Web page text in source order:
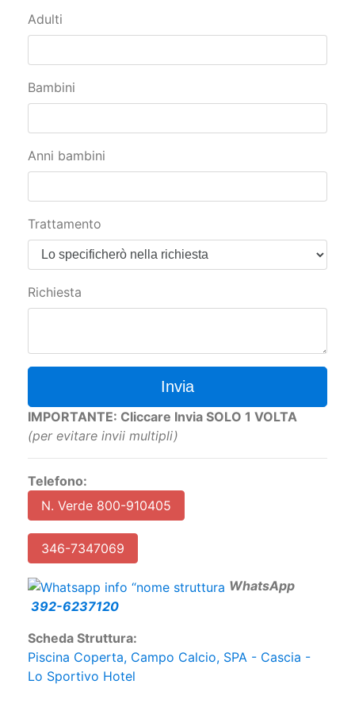
Adulti
Bambini
Anni bambini
Trattamento
Richiesta
Invia
IMPORTANTE: Cliccare Invia SOLO 1 VOLTA
(per evitare invii multipli)
Telefono:
N. Verde 800-910405
346-7347069
WhatsApp
392-6237120
Scheda Struttura:
Piscina Coperta, Campo Calcio, SPA - Cascia -
Lo Sportivo Hotel